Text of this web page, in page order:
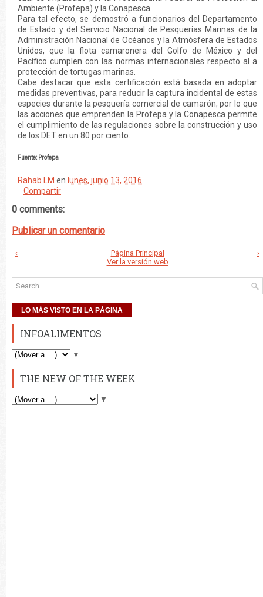
Ambiente (Profepa) y la Conapesca.
Para tal efecto, se demostró a funcionarios del Departamento
de Estado y del Servicio Nacional de Pesquerías Marinas de la
Administración Nacional de Océanos y la Atmósfera de Estados
Unidos, que la flota camaronera del Golfo de México y del
Pacífico cumplen con las normas internacionales respecto al a
protección de tortugas marinas.
Cabe destacar que esta certificación está basada en adoptar
medidas preventivas, para reducir la captura incidental de estas
especies durante la pesquería comercial de camarón; por lo que
las acciones que emprenden la Profepa y la Conapesca permite
el cumplimiento de las regulaciones sobre la construcción y uso
de los DET en un 80 por ciento.
Fuente: Profepa
Rahab LM en lunes, junio 13, 2016
Compartir
0 comments:
Publicar un comentario
‹ ›
Página Principal
Ver la versión web
LO MÁS VISTO EN LA PÁGINA
INFOALIMENTOS
▼
THE NEW OF THE WEEK
▼